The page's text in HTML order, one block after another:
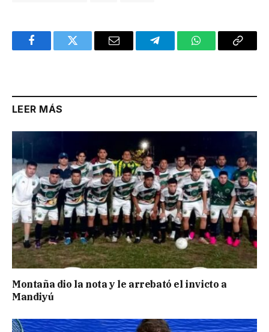
FacebookTwitter Email TelegramWhatsAppCopy
LEER MÁS
Montaña dio la nota y le arrebató el invicto a
Mandiyú